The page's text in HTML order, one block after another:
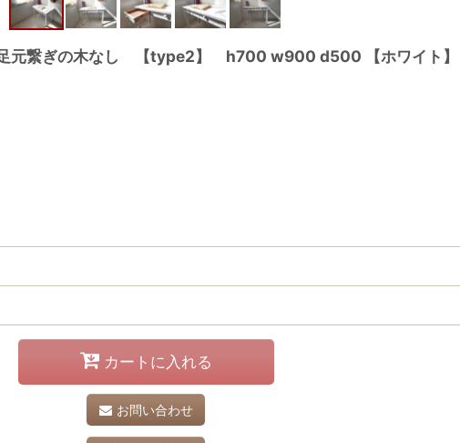
繋ぎの木なし 【type2】 h700 w900 d500 【ホワイト
カートに入れる
お問い合わせ